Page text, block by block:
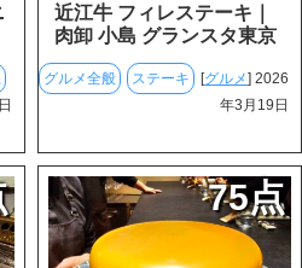
近江牛 フィレステーキ｜
肉卸 小島 グランスタ東京
グルメ全般 ステーキ [グルメ] 2026
年3月19日
75点